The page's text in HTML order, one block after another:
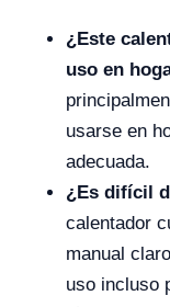
¿Este
uso en
usarse en
adecuada.
¿Es difícil
calentador
manual
uso incluso